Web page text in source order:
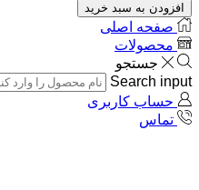
افزودن به سبد خرید
صفحه اصلی
محصولات
جستجو
Search input
حساب کاربری
تماس